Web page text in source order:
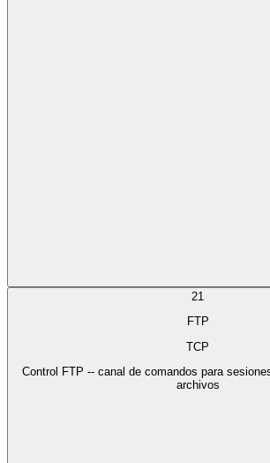
21
FTP
TCP
Control FTP -- canal de comandos para
archivos